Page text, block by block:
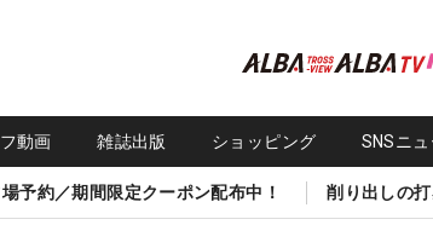
動画 雑誌出版 ショッピング SNSニュ
予約／期間限定クーポン配布中！ 削り出しの